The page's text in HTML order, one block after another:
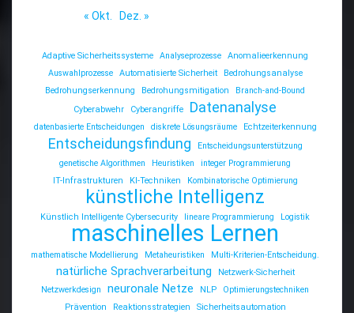
« Okt. Dez. »
Adaptive Sicherheitssysteme Analyseprozesse
Anomalieerkennung
Auswahlprozesse
Automatisierte Sicherheit
Bedrohungsanalyse
Bedrohungserkennung
Bedrohungsmitigation
Branch-and-Bound
Cyberabwehr
Cyberangriffe Datenanalyse
datenbasierte Entscheidungen diskrete Lösungsräume Echtzeiterkennung
Entscheidungsfindung
Entscheidungsunterstützung
genetische Algorithmen
Heuristiken
integer Programmierung
IT-Infrastrukturen
KI-Techniken Kombinatorische Optimierung
künstliche Intelligenz
Künstlich Intelligente Cybersecurity lineare Programmierung Logistik
maschinelles Lernen
mathematische Modellierung Metaheuristiken Multi-Kriterien-Entscheidung.
natürliche Sprachverarbeitung
Netzwerk-Sicherheit
Netzwerkdesign
neuronale Netze NLP
Optimierungstechniken
Prävention
Reaktionsstrategien
Sicherheitsautomation